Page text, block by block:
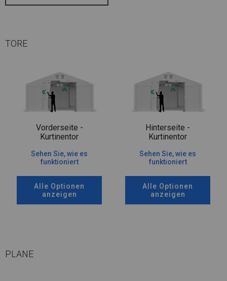
TORE
Vorderseite -
Kurtinentor
Sehen Sie, wie es
funktioniert
Alle Optionen
anzeigen
Hinterseite -
Kurtinentor
Sehen Sie, wie es
funktioniert
Alle Optionen
anzeigen
PLANE